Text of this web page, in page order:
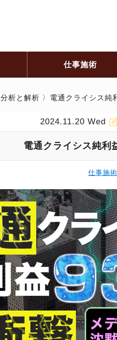
仕事施術
分析と解析 〉電通クライシス純
2024.11.20 Wed
電通クライシス純利
仕事施術